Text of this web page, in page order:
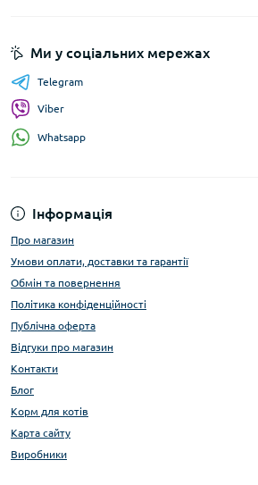
Інформація
Про магазин
Умови оплати, доставки та гарантії
Обмін та повернення
Політика конфіденційності
Публічна оферта
Відгуки про магазин
Контакти
Блог
Корм для котів
Карта сайту
Виробники
Ми у соціальних мережах
Telegram
Viber
Whatsapp